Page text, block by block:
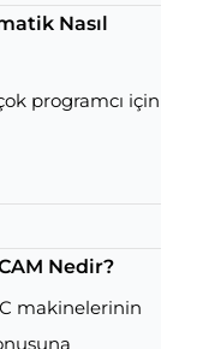
Nasıl
programcı için
Nedir?
makinelerinin